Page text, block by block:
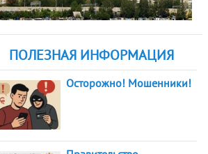
ПОЛЕЗНАЯ ИНФОРМАЦИЯ
Осторожно! Мошенники!